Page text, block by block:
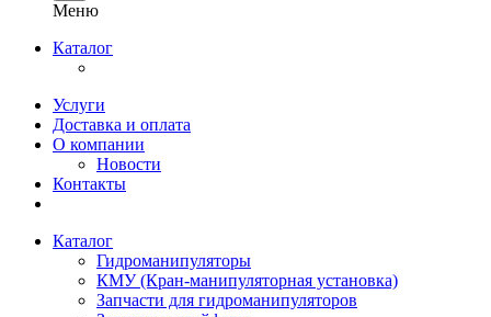
Меню
Каталог
Услуги
Доставка и оплата
О компании
Новости
Контакты
Каталог
Гидроманипуляторы
КМУ (Кран-манипуляторная установка)
Запчасти для гидроманипуляторов